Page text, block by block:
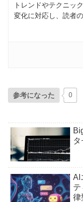
トレンドやテクニッ
変化に対応し、読者
参考になった 0
AI
テ
律